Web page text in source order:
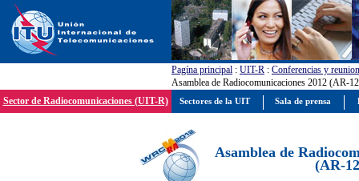
Pagína principal : UIT-R : Conferencias y
Asamblea de Radiocomunicaciones 2012 (AR-
Sector de Radiocomunicaciones (UIT-R)
Asamblea de
(AR-
Sectores de la UIT Sala de prensa